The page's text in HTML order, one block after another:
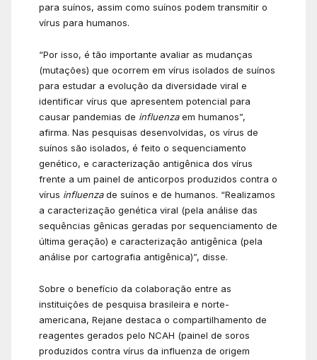
para suínos, assim como suínos podem transmitir o
vírus para humanos.
“Por isso, é tão importante avaliar as mudanças
(mutações) que ocorrem em vírus isolados de suínos
para estudar a evolução da diversidade viral e
identificar vírus que apresentem potencial para
causar pandemias de influenzaem humanos”,
afirma. Nas pesquisas desenvolvidas, os vírus de
suínos são isolados, é feito o sequenciamento
genético, e caracterização antigênica dos vírus
frente a um painel de anticorpos produzidos contra o
vírus influenzade suínos e de humanos. “Realizamos
a caracterização genética viral (pela análise das
sequências gênicas geradas por sequenciamento de
última geração) e caracterização antigênica (pela
análise por cartografia antigênica)”, disse.
Sobre o benefício da colaboração entre as
instituições de pesquisa brasileira e norte-
americana, Rejane destaca o compartilhamento de
reagentes gerados pelo NCAH (painel de soros
produzidos contra vírus da influenza de origem